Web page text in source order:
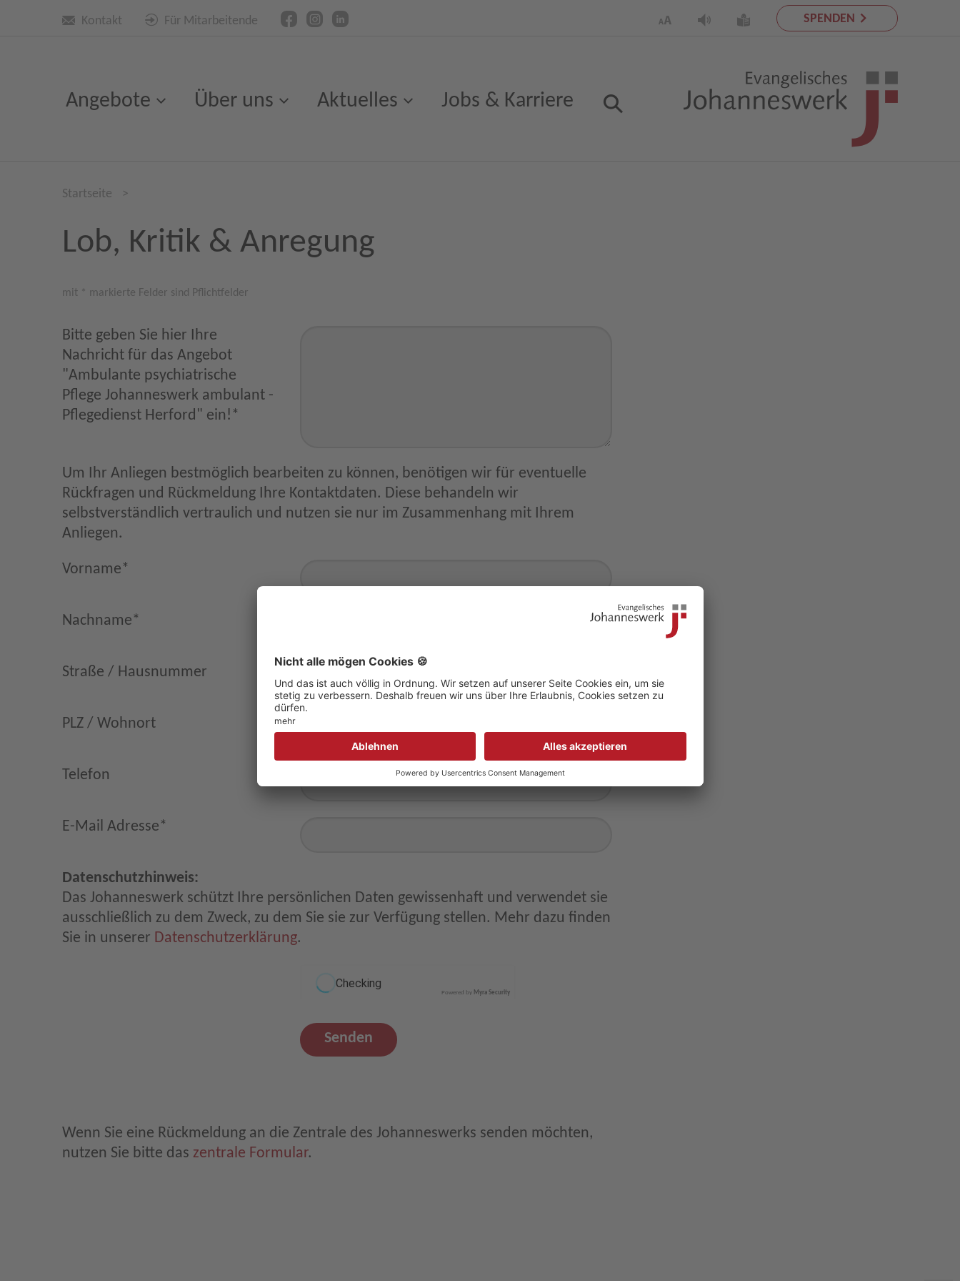
Kontakt Für Mitarbeitende SPENDEN
Angebote Über uns Aktuelles Jobs & Karriere
Startseite >
Lob, Kritik & Anregung
mit * markierte Felder sind Pflichtfelder
Bitte geben Sie hier Ihre
Nachricht für das Angebot
"Ambulante psychiatrische
Pflege Johanneswerk ambulant -
Pflegedienst Herford" ein! *
Um Ihr Anliegen bestmöglich bearbeiten zu können, benötigen wir für eventuelle
Rückfragen und Rückmeldung Ihre Kontaktdaten. Diese behandeln wir
selbstverständlich vertraulich und nutzen sie nur im Zusammenhang mit Ihrem
Anliegen.
Vorname*
Nachname*
Straße / Hausnummer
PLZ / Wohnort
Telefon
E-Mail Adresse*
Datenschutzhinweis:
Das Johanneswerk schützt Ihre persönlichen Daten gewissenhaft und verwendet sie
ausschließlich zu dem Zweck, zu dem Sie sie zur Verfügung stellen. Mehr dazu finden
Sie in unserer Datenschutzerklärung.
Powered by Myra Security
Senden
Wenn Sie eine Rückmeldung an die Zentrale des Johanneswerks senden möchten,
nutzen Sie bitte das zentrale Formular.